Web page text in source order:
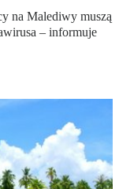
na Malediwy muszą
– informuje